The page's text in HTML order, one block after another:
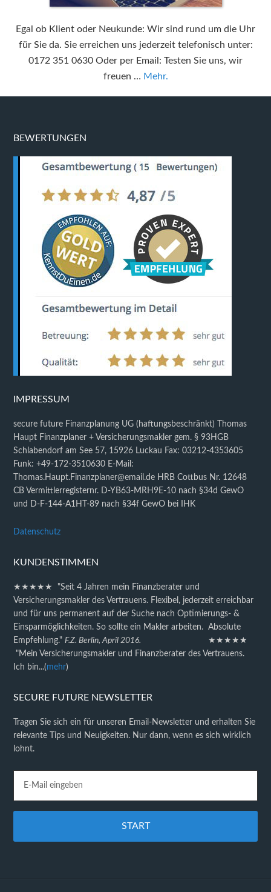
Egal ob Klient oder Neukunde: Wir sind rund um die Uhr
für Sie da. Sie erreichen uns jederzeit telefonisch unter:
0172 351 0630 Oder per Email: Testen Sie uns, wir
freuen … Mehr.
BEWERTUNGEN
IMPRESSUM
secure future Finanzplanung UG (haftungsbeschränkt) Thomas
Haupt Finanzplaner + Versicherungsmakler gem. § 93HGB
Schlabendorf am See 57, 15926 Luckau Fax: 03212-4353605
Funk: +49-172-3510630 E-Mail:
Thomas.Haupt.Finanzplaner@email.de HRB Cottbus Nr. 12648
CB Vermittlerregisternr. D-YB63-MRH9E-10 nach §34d GewO
und D-F-144-A1HT-89 nach §34f GewO bei IHK
Datenschutz
KUNDENSTIMMEN
★★★★★ "Seit 4 Jahren mein Finanzberater und
Versicherungsmakler des Vertrauens. Flexibel, jederzeit erreichbar
und für uns permanent auf der Suche nach Optimierungs- &
Einsparmöglichkeiten. So sollte ein Makler arbeiten. Absolute
Empfehlung." F.Z. Berlin, April 2016. ★★★★★
"Mein Versicherungsmakler und Finanzberater des Vertrauens.
Ich bin...(mehr)
SECURE FUTURE NEWSLETTER
Tragen Sie sich ein für unseren Email-Newsletter und erhalten Sie
relevante Tips und Neuigkeiten. Nur dann, wenn es sich wirklich
lohnt.